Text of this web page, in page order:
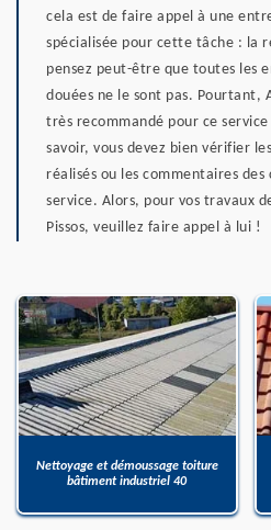
cela est de faire appel à une
spécialisée pour cette tâche : la
pensez peut-être que toutes les
douées ne le sont pas.
très recommandé pour ce
savoir, vous devez bien vérifier
réalisés ou les commentaires
service. Alors, pour vos travaux
Pissos, veuillez faire appel à lui !
Nettoyage et démoussage toiture
bâtiment industriel 40